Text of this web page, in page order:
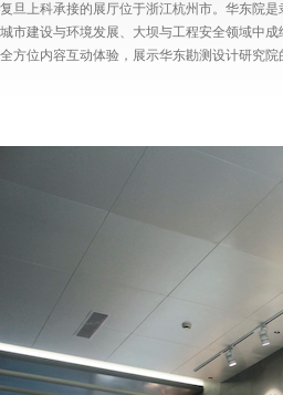
复旦上科承接的展厅位于浙江杭州市。华东院
城市建设与环境发展、大坝与工程安全领域中
全方位内容互动体验，展示华东勘测设计研究